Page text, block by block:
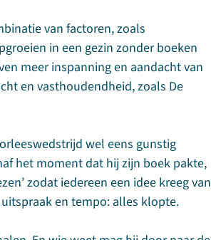
van factoren, zoals
in een gezin zonder boeken
meer inspanning en aandacht van
en vasthoudendheid, zoals De
wel eens gunstig
het moment dat hij zijn boek pakte,
zodat iedereen een idee kreeg van
en tempo: alles klopte.